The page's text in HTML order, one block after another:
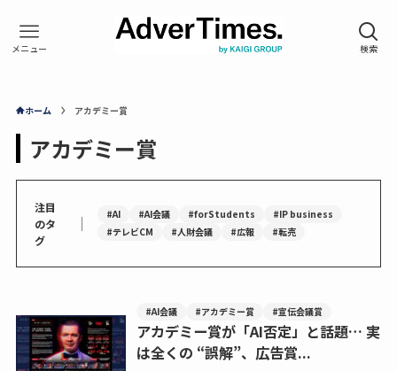
ホーム アカデミー賞
アカデミー賞
注目
のタ
グ
｜ #AI #AI会議 #forStudents
#IP business
#テレビCM
#人財会議 #広報 #転売
#AI会議 #アカデミー賞 #宣伝会議賞
アカデミー賞が「AI否定」と話題… 実
は全くの “誤解”、広告賞...